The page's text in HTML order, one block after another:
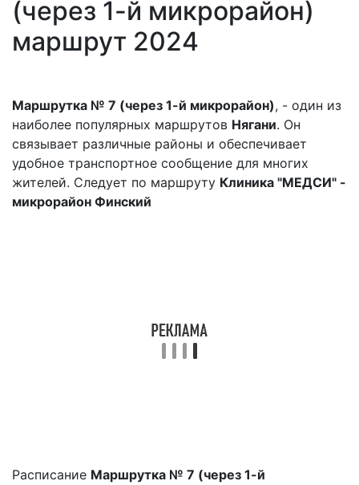
(через 1-й микрорайон)
маршрут 2024
Маршрутка № 7 (через 1-й микрорайон), - один из
наиболее популярных маршрутов Нягани. Он
связывает различные районы и обеспечивает
удобное транспортное сообщение для многих
жителей. Следует по маршруту Клиника "МЕДСИ" -
микрорайон Финский
Расписание Маршрутка № 7 (через 1-й